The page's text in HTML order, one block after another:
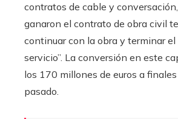
contratos de cable y
ganaron el contrato de obra civil
continuar con la obra y terminar el
servicio”. La conversión en este
los 170 millones de euros a
pasado.